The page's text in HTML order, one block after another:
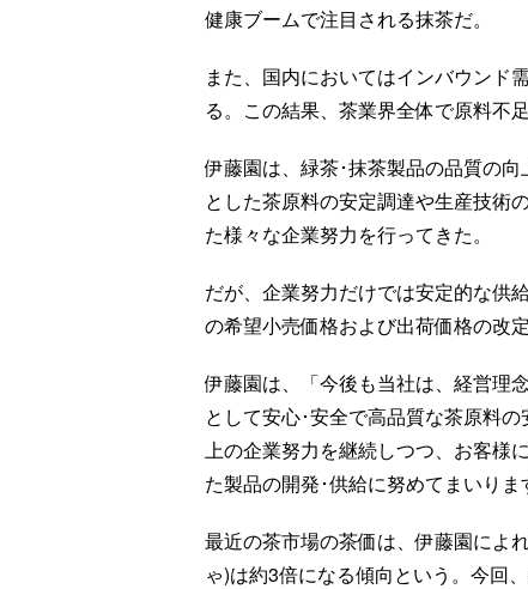
健康ブームで注目される抹茶だ。
また、国内においてはインバウンド
る。この結果、茶業界全体で原料不
伊藤園は、緑茶･抹茶製品の品質の
とした茶原料の安定調達や生産技術
た様々な企業努力を行ってきた。
だが、企業努力だけでは安定的な供
の希望小売価格および出荷価格の改
伊藤園は、「今後も当社は、経営理
として安心･安全で高品質な茶原料
上の企業努力を継続しつつ、お客様
た製品の開発･供給に努めてまいりま
最近の茶市場の茶価は、伊藤園によ
ゃ)は約3倍になる傾向という。今回